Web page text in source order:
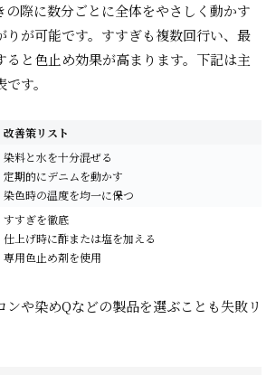
の際に数分ごとに全体をやさしく動かす
りが可能です。すすぎも複数回行い、最
ると色止め効果が高まります。下記は主
す。
改善策リスト
染料と水を十分混ぜる
定期的にデニムを動かす
染色時の温度を均一に保つ
すすぎを徹底
仕上げ時に酢または塩を加える
専用色止め剤を使用
ンや染めQなどの製品を選ぶことも失敗リ